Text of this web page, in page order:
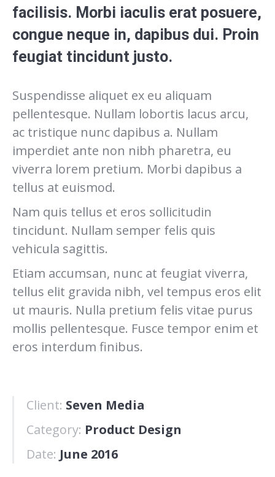
facilisis. Morbi iaculis erat posuere,
congue neque in, dapibus dui. Proin
feugiat tincidunt justo.
Suspendisse aliquet ex eu aliquam
pellentesque. Nullam lobortis lacus arcu,
ac tristique nunc dapibus a. Nullam
imperdiet ante non nibh pharetra, eu
viverra lorem pretium. Morbi dapibus a
tellus at euismod.
Nam quis tellus et eros sollicitudin
tincidunt. Nullam semper felis quis
vehicula sagittis.
Etiam accumsan, nunc at feugiat viverra,
tellus elit gravida nibh, vel tempus eros elit
ut mauris. Nulla pretium felis vitae purus
mollis pellentesque. Fusce tempor enim et
eros interdum finibus.
Client: Seven Media
Category: Product Design
Date: June 2016